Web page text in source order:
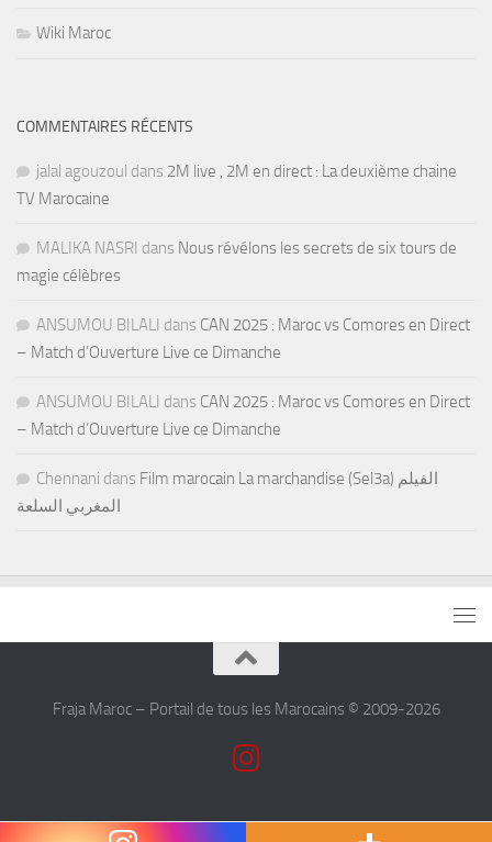
Wiki Maroc
COMMENTAIRES RÉCENTS
jalal agouzoul dans 2M live , 2M en direct : La deuxième chaine
TV Marocaine
MALIKA NASRI dans Nous révélons les secrets de six tours de
magie célèbres
ANSUMOU BILALI dans CAN 2025 : Maroc vs Comores en Direct
– Match d’Ouverture Live ce Dimanche
ANSUMOU BILALI dans CAN 2025 : Maroc vs Comores en Direct
– Match d’Ouverture Live ce Dimanche
Chennani dans Film marocain La marchandise (Sel3a) الفيلم
المغربي السلعة
Fraja Maroc – Portail de tous les Marocains © 2009-2026